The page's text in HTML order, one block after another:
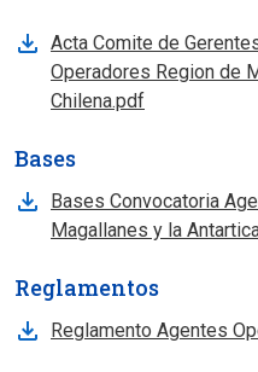
Acta Comite de
Operadores Region de
Chilena.pdf
Bases
Bases Convocatoria
Magallanes y la
Reglamentos
Reglamento Agentes